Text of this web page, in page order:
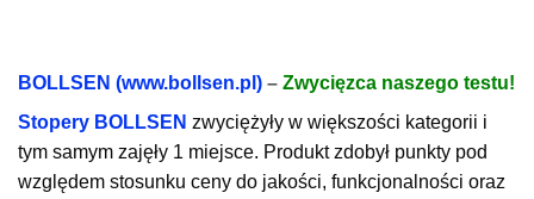
BOLLSEN (www.bollsen.pl) – Zwycięzca naszego testu!
Stopery BOLLSEN zwyciężyły w większości kategorii i
tym samym zajęły 1 miejsce. Produkt zdobył punkty pod
względem stosunku ceny do jakości, funkcjonalności oraz